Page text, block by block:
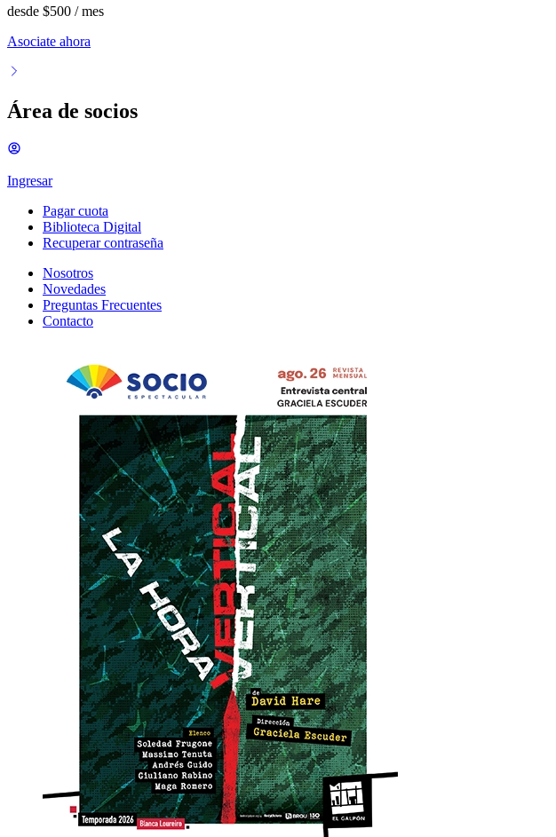
desde $500 / mes
Asociate ahora
Área de socios
Ingresar
Pagar cuota
Biblioteca Digital
Recuperar contraseña
Nosotros
Novedades
Preguntas Frecuentes
Contacto